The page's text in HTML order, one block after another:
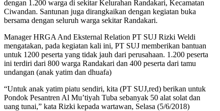
dengan 1.200 warga di sekitar Kelurahan Randakari, Kecamatan
Ciwandan. Santunan juga dirangkaikan dengan kegiatan buka
bersama dengan seluruh warga sekitar Randakari.
Manager HRGA And Eksternal Relation PT SUJ Rizki Weldi
mengatakan, pada kegiatan kali ini, PT SUJ memberikan bantuan
untuk 1200 peserta yang tidak jauh dari perusahaan. 1.200 peserta
ini terdiri dari 800 warga Randakari dan 400 peserta dari tamu
undangan (anak yatim dan dhuafa)
“Untuk anak yatim piatu sendiri, kita (PT SUJ,red) berikan untuk
Pondok Pesantren Al Mu’tiyah Tuba sebanyak 50 alat solat dan
uang tunai,” kata Rizki kepada wartawan, Selasa (5/6/2018)